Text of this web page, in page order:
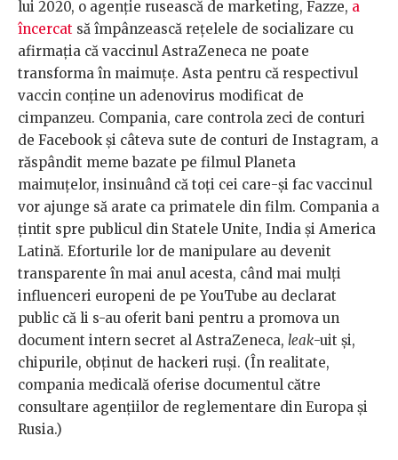
lui 2020, o agenție rusească de marketing, Fazze, a
încercat să împânzească rețelele de socializare cu
afirmația că vaccinul AstraZeneca ne poate
transforma în maimuțe. Asta pentru că respectivul
vaccin conține un adenovirus modificat de
cimpanzeu. Compania, care controla zeci de conturi
de Facebook și câteva sute de conturi de Instagram, a
răspândit meme bazate pe filmul Planeta
maimuțelor, insinuând că toți cei care-și fac vaccinul
vor ajunge să arate ca primatele din film. Compania a
țintit spre publicul din Statele Unite, India și America
Latină. Eforturile lor de manipulare au devenit
transparente în mai anul acesta, când mai mulți
influenceri europeni de pe YouTube au declarat
public că li s-au oferit bani pentru a promova un
document intern secret al AstraZeneca, leak-uit și,
chipurile, obținut de hackeri ruși. (În realitate,
compania medicală oferise documentul către
consultare agențiilor de reglementare din Europa și
Rusia.)